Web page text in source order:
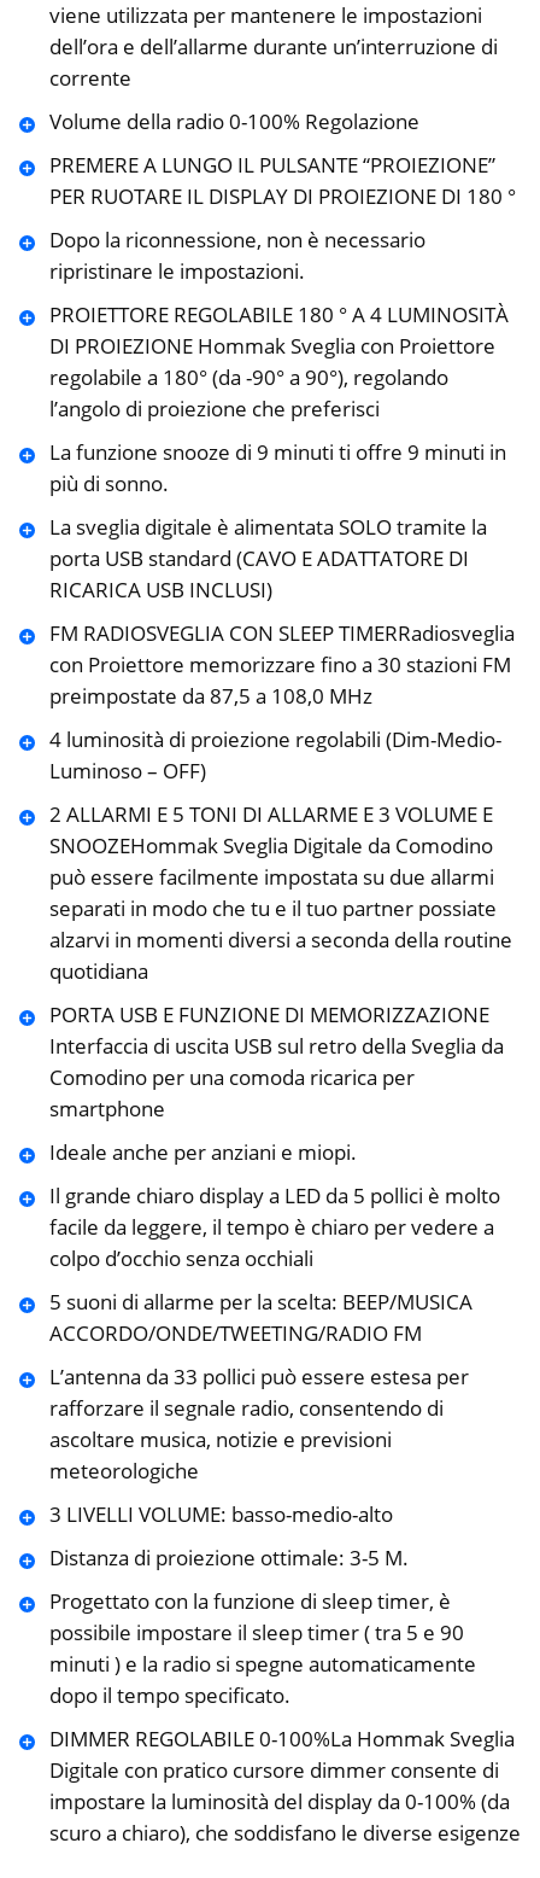
viene utilizzata per mantenere le impostazioni
dell’ora e dell’allarme durante un’interruzione di
corrente
Volume della radio 0-100% Regolazione
PREMERE A LUNGO IL PULSANTE “PROIEZIONE”
PER RUOTARE IL DISPLAY DI PROIEZIONE DI 180 °
Dopo la riconnessione, non è necessario
ripristinare le impostazioni.
PROIETTORE REGOLABILE 180 ° A 4 LUMINOSITÀ
DI PROIEZIONE Hommak Sveglia con Proiettore
regolabile a 180° (da -90° a 90°), regolando
l’angolo di proiezione che preferisci
La funzione snooze di 9 minuti ti offre 9 minuti in
più di sonno.
La sveglia digitale è alimentata SOLO tramite la
porta USB standard (CAVO E ADATTATORE DI
RICARICA USB INCLUSI)
FM RADIOSVEGLIA CON SLEEP TIMERRadiosveglia
con Proiettore memorizzare fino a 30 stazioni FM
preimpostate da 87,5 a 108,0 MHz
4 luminosità di proiezione regolabili (Dim-Medio-
Luminoso – OFF)
2 ALLARMI E 5 TONI DI ALLARME E 3 VOLUME E
SNOOZEHommak Sveglia Digitale da Comodino
può essere facilmente impostata su due allarmi
separati in modo che tu e il tuo partner possiate
alzarvi in momenti diversi a seconda della routine
quotidiana
PORTA USB E FUNZIONE DI MEMORIZZAZIONE
Interfaccia di uscita USB sul retro della Sveglia da
Comodino per una comoda ricarica per
smartphone
Ideale anche per anziani e miopi.
Il grande chiaro display a LED da 5 pollici è molto
facile da leggere, il tempo è chiaro per vedere a
colpo d’occhio senza occhiali
5 suoni di allarme per la scelta: BEEP/MUSICA
ACCORDO/ONDE/TWEETING/RADIO FM
L’antenna da 33 pollici può essere estesa per
rafforzare il segnale radio, consentendo di
ascoltare musica, notizie e previsioni
meteorologiche
3 LIVELLI VOLUME: basso-medio-alto
Distanza di proiezione ottimale: 3-5 M.
Progettato con la funzione di sleep timer, è
possibile impostare il sleep timer ( tra 5 e 90
minuti ) e la radio si spegne automaticamente
dopo il tempo specificato.
DIMMER REGOLABILE 0-100%La Hommak Sveglia
Digitale con pratico cursore dimmer consente di
impostare la luminosità del display da 0-100% (da
scuro a chiaro), che soddisfano le diverse esigenze